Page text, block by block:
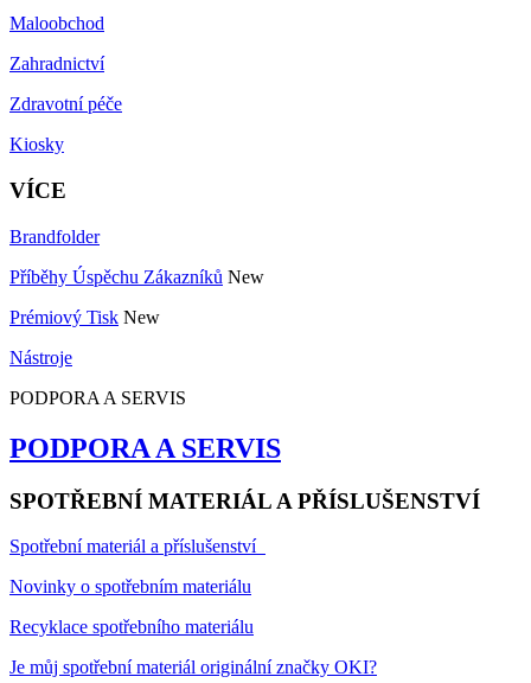
Maloobchod
Zahradnictví
Zdravotní péče
Kiosky
VÍCE
Brandfolder
Příběhy Úspěchu Zákazníků New
Prémiový Tisk New
Nástroje
PODPORA A SERVIS
PODPORA A SERVIS
SPOTŘEBNÍ MATERIÁL A PŘÍSLUŠENSTVÍ
Spotřební materiál a příslušenství
Novinky o spotřebním materiálu
Recyklace spotřebního materiálu
Je můj spotřební materiál originální značky OKI?